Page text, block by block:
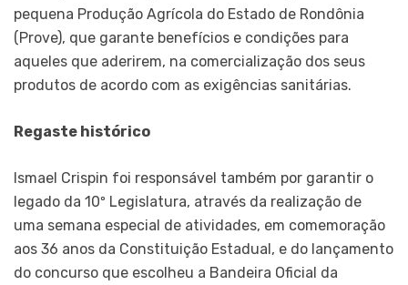
pequena Produção Agrícola do Estado de Rondônia
(Prove), que garante benefícios e condições para
aqueles que aderirem, na comercialização dos seus
produtos de acordo com as exigências sanitárias.
Regaste histórico
Ismael Crispin foi responsável também por garantir o
legado da 10º Legislatura, através da realização de
uma semana especial de atividades, em comemoração
aos 36 anos da Constituição Estadual, e do lançamento
do concurso que escolheu a Bandeira Oficial da